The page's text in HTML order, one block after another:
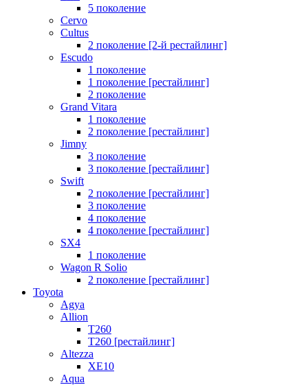
5 поколение
Cervo
Cultus
2 поколение [2-й рестайлинг]
Escudo
1 поколение
1 поколение [рестайлинг]
2 поколение
Grand Vitara
1 поколение
2 поколение [рестайлинг]
Jimny
3 поколение
3 поколение [рестайлинг]
Swift
2 поколение [рестайлинг]
3 поколение
4 поколение
4 поколение [рестайлинг]
SX4
1 поколение
Wagon R Solio
2 поколение [рестайлинг]
Toyota
Agya
Allion
T260
T260 [рестайлинг]
Altezza
XE10
Aqua